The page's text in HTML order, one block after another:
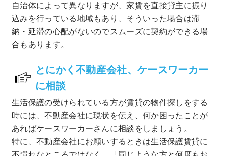
自治体によって異なりますが、家賃を直接貸主に振り
込みを行っている地域もあり、そういった場合は滞
納・延滞の心配がないのでスムーズに契約ができる場
合もあります。
とにかく不動産会社、ケースワーカー
に相談
生活保護の受けられている方が賃貸の物件探しをする
時には、不動産会社に現状を伝え、何か困ったことが
あればケースワーカーさんに相談をしましょう。
特に、不動産会社にお願いするときは生活保護賃貸に